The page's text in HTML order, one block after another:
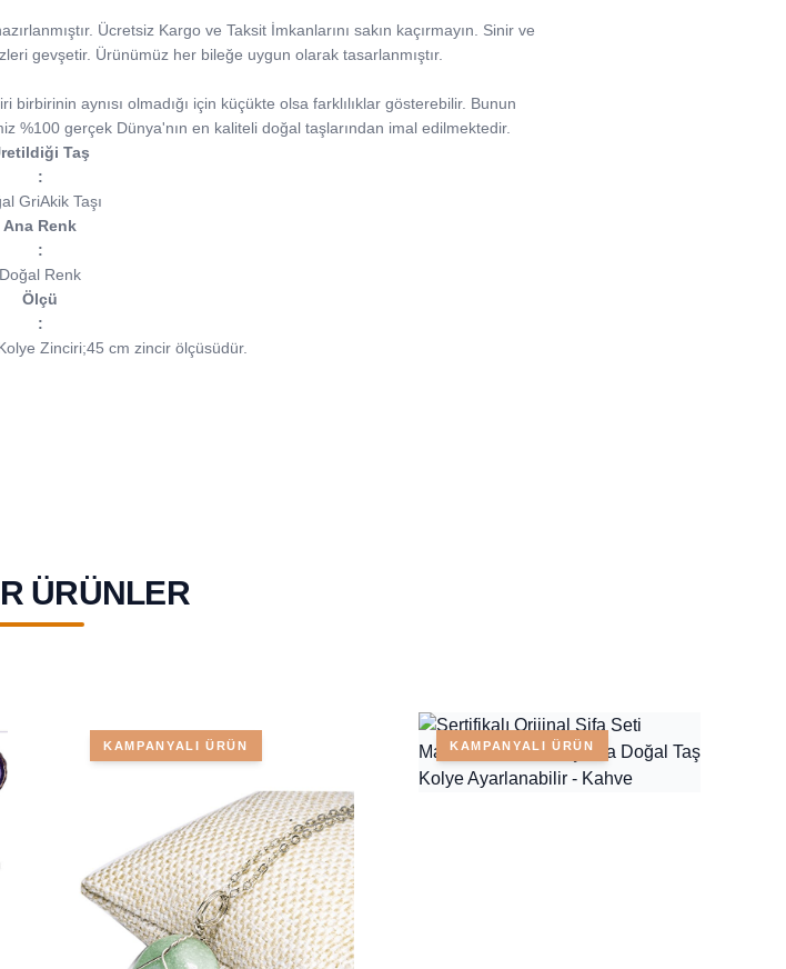
Ücretsiz Kargo ve Taksit İmkanlarını sakın kaçırmayın. Sinir ve
gevşetir. Ürünümüz her bileğe uygun olarak tasarlanmıştır.
aynısı olmadığı için küçükte olsa farklılıklar gösterebilir. Bunun
%100 gerçek Dünya'nın en kaliteli doğal taşlarından imal edilmektedir.
Taş
:
GriAkik Taşı
Ana Renk
:
Doğal Renk
Ölçü
:
Zinciri;45 cm zincir ölçüsüdür.
ÜRÜNLER
KAMPANYALI ÜRÜN KAMPANYALI ÜRÜN